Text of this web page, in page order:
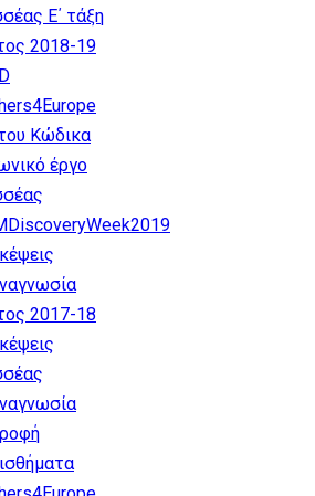
Ε΄ τάξη
2018-19
Κώδικα
έργο
2017-18